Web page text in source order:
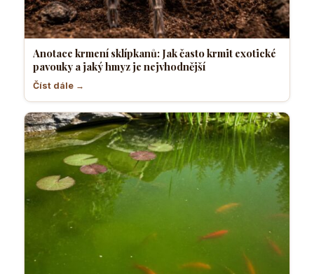
Anotace krmení sklípkanů: Jak často krmit exotické
pavouky a jaký hmyz je nejvhodnější
Číst dále →